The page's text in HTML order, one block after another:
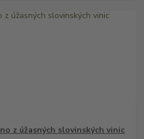
z úžasných slovinských vinic